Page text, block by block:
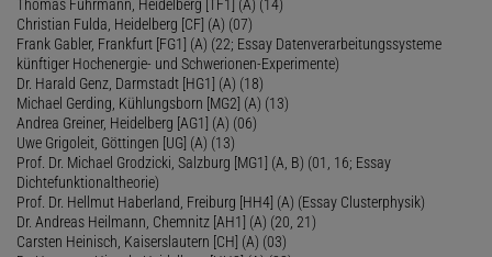
Thomas Fuhrmann, Heidelberg [TF1] (A) (14)
Christian Fulda, Heidelberg [CF] (A) (07)
Frank Gabler, Frankfurt [FG1] (A) (22; Essay Datenverarbeitungssysteme
künftiger Hochenergie- und Schwerionen-Experimente)
Dr. Harald Genz, Darmstadt [HG1] (A) (18)
Michael Gerding, Kühlungsborn [MG2] (A) (13)
Andrea Greiner, Heidelberg [AG1] (A) (06)
Uwe Grigoleit, Göttingen [UG] (A) (13)
Prof. Dr. Michael Grodzicki, Salzburg [MG1] (A, B) (01, 16; Essay
Dichtefunktionaltheorie)
Prof. Dr. Hellmut Haberland, Freiburg [HH4] (A) (Essay Clusterphysik)
Dr. Andreas Heilmann, Chemnitz [AH1] (A) (20, 21)
Carsten Heinisch, Kaiserslautern [CH] (A) (03)